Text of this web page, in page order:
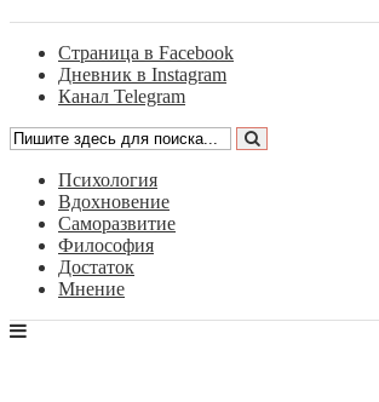
Страница в Facebook
Дневник в Instagram
Канал Telegram
Психология
Вдохновение
Саморазвитие
Философия
Достаток
Мнение